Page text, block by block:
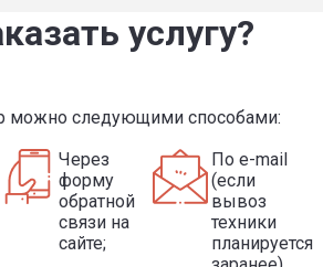
услугу?
можно следующими способами:
Через
форму
обратной
связи на
сайте;
По e-mail
(если
вывоз
техники
планируется